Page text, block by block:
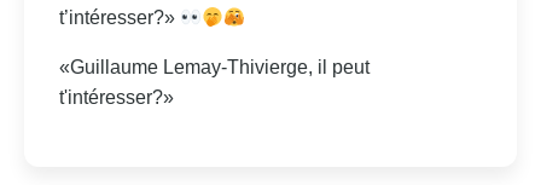
t’intéresser?»
«Guillaume Lemay-Thivierge, il peut
t'intéresser?»